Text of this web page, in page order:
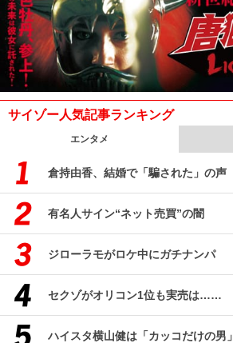
サイゾー人気記事ランキング
エンタメ
倉持由香、結婚で「騙された」の声
有名人サイン“ネット売買”の闇
ジローラモがロケ中にガチナンパ
セクゾがオリコン1位も実売は……
ハイスタ横山健は「カッコだけの男」